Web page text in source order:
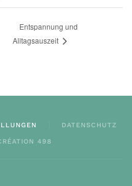
Entspannung und
Alltagsauszeit
DATENSCHUTZ
498